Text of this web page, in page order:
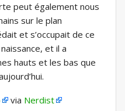
peut également nous
sur le plan
et s’occupait de ce
et il a
hauts et les bas que
via Nerdist